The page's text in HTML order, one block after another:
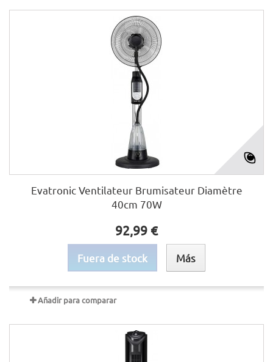
Evatronic Ventilateur Brumisateur Diamètre
40cm 70W
92,99 €
Fuera de stock Más
Añadir para comparar